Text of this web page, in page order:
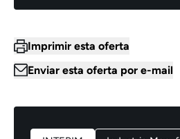
Imprimir esta oferta
Enviar esta oferta por e-mail